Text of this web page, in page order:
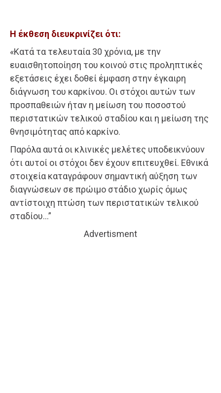
Η έκθεση διευκρινίζει ότι:
«Κατά τα τελευταία 30 χρόνια, με την
ευαισθητοποίηση του κοινού στις προληπτικές
εξετάσεις έχει δοθεί έμφαση στην έγκαιρη
διάγνωση του καρκίνου. Οι στόχοι αυτών των
προσπαθειών ήταν η μείωση του ποσοστού
περιστατικών τελικού σταδίου και η μείωση της
θνησιμότητας από καρκίνο.
Παρόλα αυτά οι κλινικές μελέτες υποδεικνύουν
ότι αυτοί οι στόχοι δεν έχουν επιτευχθεί. Εθνικά
στοιχεία καταγράφουν σημαντική αύξηση των
διαγνώσεων σε πρώιμο στάδιο χωρίς όμως
αντίστοιχη πτώση των περιστατικών τελικού
σταδίου…”
Advertisment